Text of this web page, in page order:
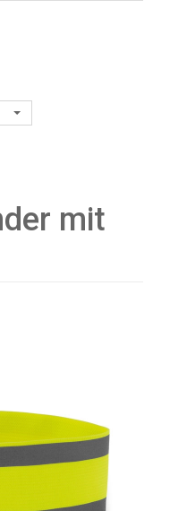
mit